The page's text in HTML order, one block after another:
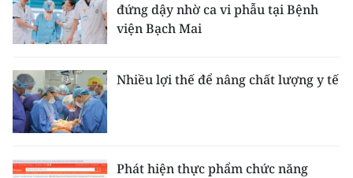
đứng dậy nhờ ca vi phẫu tại Bệnh
viện Bạch Mai
Nhiều lợi thế để nâng chất lượng y tế
Phát hiện thực phẩm chức năng